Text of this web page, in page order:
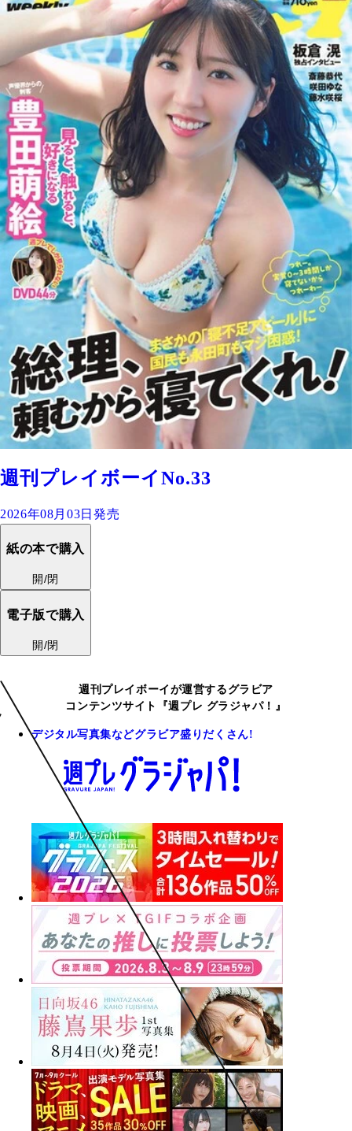
週刊プレイボーイNo.33
2026年08月03日発売
紙の本で購入
開/閉
電子版で購入
開/閉
週刊プレイボーイが運営するグラビア
コンテンツサイト『週プレ グラジャパ！』
デジタル写真集などグラビア盛りだくさん!